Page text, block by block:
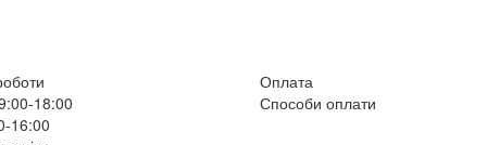
18:00
16:00
Оплата
Способи оплати